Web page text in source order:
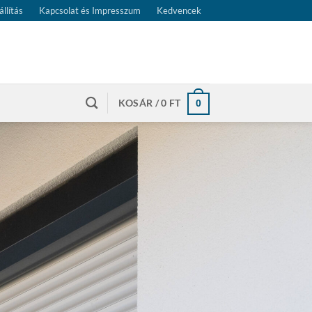
Kapcsolat és Impresszum Kedvencek
KOSÁR /0 FT 0